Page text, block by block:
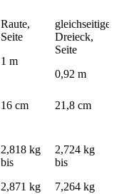
Raute,
Seite
1 m
gleichseitiges
Dreieck,
Seite
0,92 m
16 cm 21,8 cm
2,818 kg
bis
2,871 kg
2,724 kg
bis
7,264 kg